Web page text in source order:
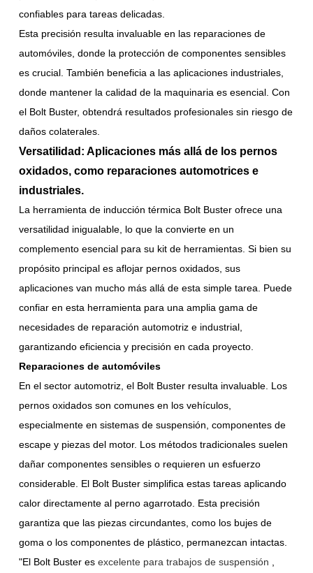
confiables para tareas delicadas.
Esta precisión resulta invaluable en las reparaciones de
automóviles, donde la protección de componentes sensibles
es crucial. También beneficia a las aplicaciones industriales,
donde mantener la calidad de la maquinaria es esencial. Con
el Bolt Buster, obtendrá resultados profesionales sin riesgo de
daños colaterales.
Versatilidad: Aplicaciones más allá de los pernos
oxidados, como reparaciones automotrices e
industriales.
La herramienta de inducción térmica Bolt Buster ofrece una
versatilidad inigualable, lo que la convierte en un
complemento esencial para su kit de herramientas. Si bien su
propósito principal es aflojar pernos oxidados, sus
aplicaciones van mucho más allá de esta simple tarea. Puede
confiar en esta herramienta para una amplia gama de
necesidades de reparación automotriz e industrial,
garantizando eficiencia y precisión en cada proyecto.
Reparaciones de automóviles
En el sector automotriz, el Bolt Buster resulta invaluable. Los
pernos oxidados son comunes en los vehículos,
especialmente en sistemas de suspensión, componentes de
escape y piezas del motor. Los métodos tradicionales suelen
dañar componentes sensibles o requieren un esfuerzo
considerable. El Bolt Buster simplifica estas tareas aplicando
calor directamente al perno agarrotado. Esta precisión
garantiza que las piezas circundantes, como los bujes de
goma o los componentes de plástico, permanezcan intactas.
"El Bolt Buster es excelente para trabajos de suspensión